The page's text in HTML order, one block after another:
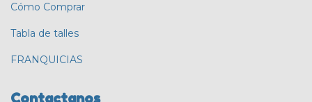
Cómo Comprar
Tabla de talles
FRANQUICIAS
Contactanos